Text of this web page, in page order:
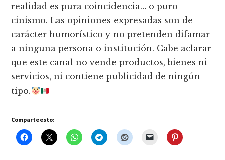
realidad es pura coincidencia… o puro
cinismo. Las opiniones expresadas son de
carácter humorístico y no pretenden difamar
a ninguna persona o institución. Cabe aclarar
que este canal no vende productos, bienes ni
servicios, ni contiene publicidad de ningún
tipo.
Comparte esto: